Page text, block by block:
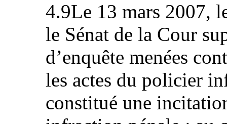
4.9Le 13 mars 2007,
le Sénat de la Cour
d’enquête menées
les actes du policier
constitué une